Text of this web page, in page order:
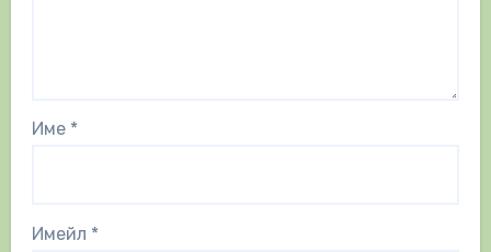
Име *
Имейл *